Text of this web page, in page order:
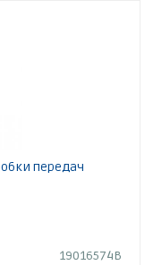
передач
19016574B